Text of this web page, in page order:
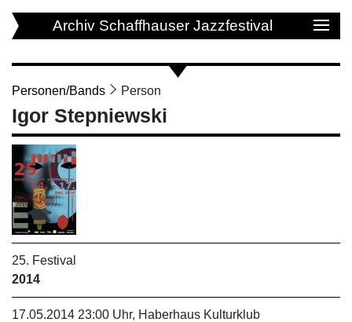
Archiv Schaffhauser Jazzfestival
Personen/Bands Person
Igor Stepniewski
25. Festival
2014
17.05.2014 23:00 Uhr, Haberhaus Kulturklub